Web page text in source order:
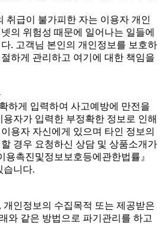
취급이 불가피한 자는 이용자 개인
의 위험성 때문에 일어나는 일들에
. 고객님 본인의 개인정보를 보호하
하게 관리하고 여기에 대한 책임을
하게 입력하여 사고예방에 만전을
자가 입력한 부정확한 정보로 인해
용자 자신에게 있으며 타인 정보의
경우 요청하신 상담 및 상품소개가
용촉진및정보보호등에관한법률』
습니다.
개인정보의 수집목적 또는 제공받은
와 같은 방법으로 파기관리를 하고